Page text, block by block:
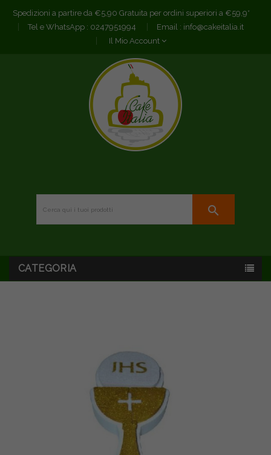
Spedizioni a partire da €5,90 Gratuita per ordini superiori a €59,9*
Tel e WhatsApp : 0247951994 Email : info@cakeitalia.it
Il Mio Account
search
CATEGORIA